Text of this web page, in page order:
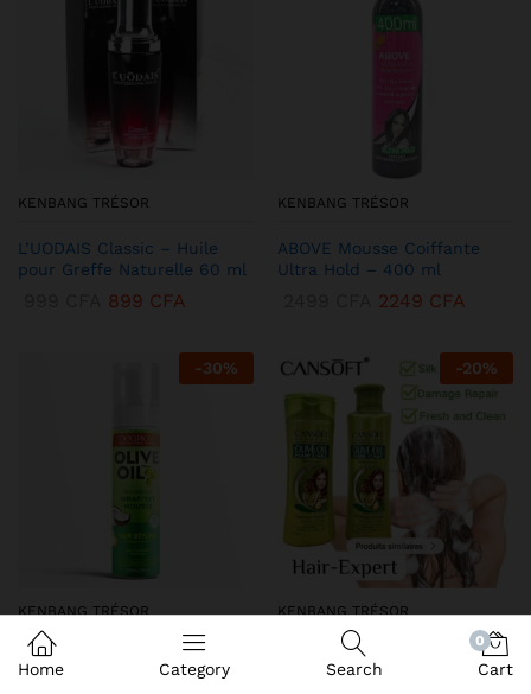
KENBANG TRÉSOR
L’UODAIS Classic – Huile
pour Greffe Naturelle 60 ml
899 CFA
KENBANG TRÉSOR
ABOVE Mousse Coiffante
Ultra Hold – 400 ml
2249 CFA
-30%
KENBANG TRÉSOR
DEQROY Olive Oil Mousse
Coiffante – Hold & Shine
-20%
KENBANG TRÉSOR
Duo CANSoft Shampooing &
Après-shampooing à l’Huile
Home Category Search
0
Cart